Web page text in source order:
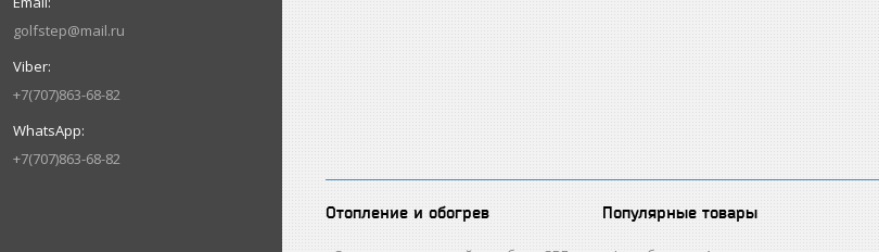
golfstep@mail.ru
+7(707)863-68-82
+7(707)863-68-82
Отопление и обогрев Популярные товары